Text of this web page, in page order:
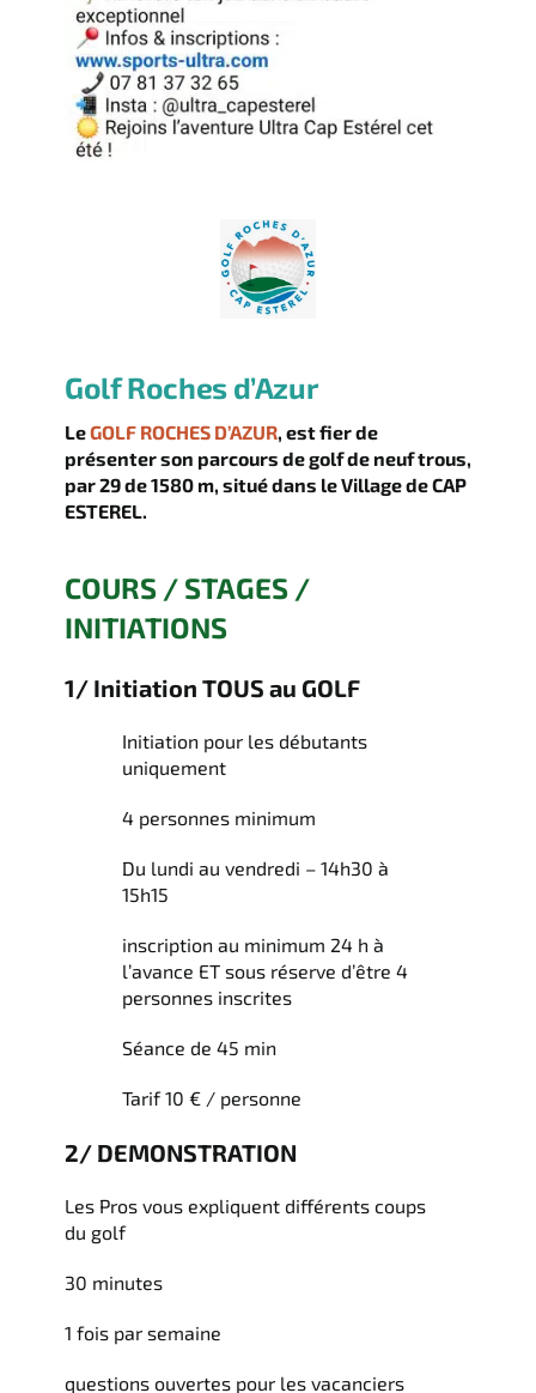
Golf Roches d’Azur
LeGOLF ROCHES D’AZUR, est fier de
présenter son parcours de golf de neuf trous,
par 29 de 1580 m, situé dans le Village de CAP
ESTEREL.
COURS / STAGES /
INITIATIONS
1/ Initiation TOUS au GOLF
Initiation pour les débutants
uniquement
4 personnes minimum
Du lundi au vendredi – 14h30 à
15h15
inscription au minimum 24 h à
l’avance ET sous réserve d’être 4
personnes inscrites
Séance de 45 min
Tarif 10 € / personne
2/ DEMONSTRATION
Les Pros vous expliquent différents coups
du golf
30 minutes
1 fois par semaine
questions ouvertes pour les vacanciers